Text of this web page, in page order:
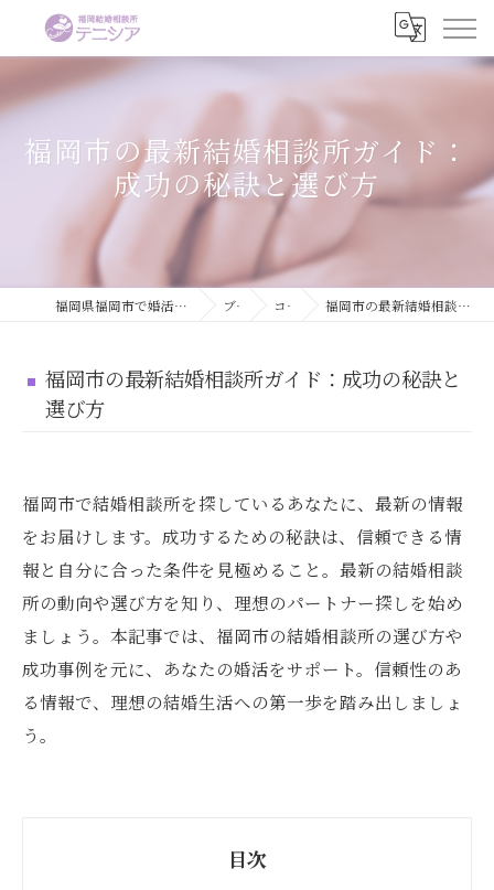
福岡市の最新結婚相談所ガイド：
成功の秘訣と選び方
福岡県福岡市で婚活するなら結婚相談所テニシア ブログ コラム 福岡市の最新結婚相談所ガイド：成功の秘訣と選び方
福岡市の最新結婚相談所ガイド：成功の秘訣と
選び方
福岡市で結婚相談所を探しているあなたに、最新の情報
をお届けします。成功するための秘訣は、信頼できる情
報と自分に合った条件を見極めること。最新の結婚相談
所の動向や選び方を知り、理想のパートナー探しを始め
ましょう。本記事では、福岡市の結婚相談所の選び方や
成功事例を元に、あなたの婚活をサポート。信頼性のあ
る情報で、理想の結婚生活への第一歩を踏み出しましょ
う。
目次